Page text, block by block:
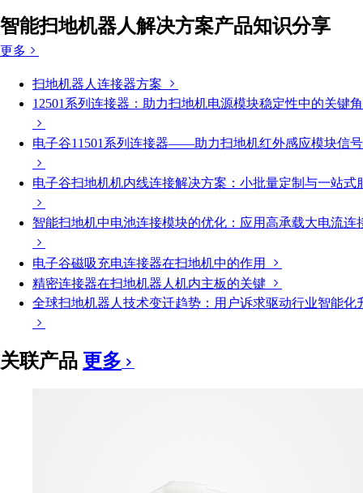
智能扫地机器人解决方案产品知识分享
更多
扫地机器人连接器方案
12501系列连接器：助力扫地机电源模块稳定性中的关键
电子谷11501系列连接器——助力扫地机红外感应模块信
电子谷扫地机机内线连接解决方案：小批量定制与一站式
智能扫地机中电池连接模块的优化：应用高承载大电流连
电子谷磁吸充电连接器在扫地机中的作用
精密连接器在扫地机器人机内主板的关键
全球扫地机器人技术变迁趋势：用户诉求驱动行业智能化
关联产品 更多